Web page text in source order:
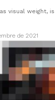
visual weight,
de 2021